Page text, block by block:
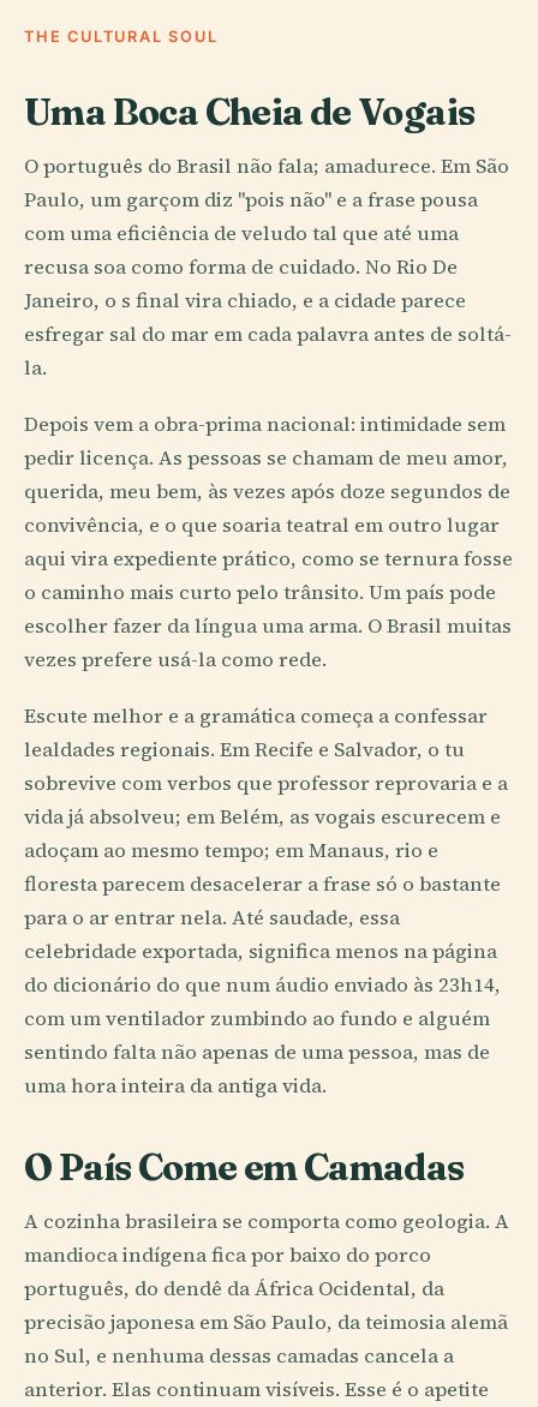
THE CULTURAL SOUL
Uma Boca Cheia de Vogais
O português do Brasil não fala; amadurece. Em São
Paulo, um garçom diz "pois não" e a frase pousa
com uma eficiência de veludo tal que até uma
recusa soa como forma de cuidado. No Rio De
Janeiro, o s final vira chiado, e a cidade parece
esfregar sal do mar em cada palavra antes de soltá-
la.
Depois vem a obra-prima nacional: intimidade sem
pedir licença. As pessoas se chamam de meu amor,
querida, meu bem, às vezes após doze segundos de
convivência, e o que soaria teatral em outro lugar
aqui vira expediente prático, como se ternura fosse
o caminho mais curto pelo trânsito. Um país pode
escolher fazer da língua uma arma. O Brasil muitas
vezes prefere usá-la como rede.
Escute melhor e a gramática começa a confessar
lealdades regionais. Em Recife e Salvador, o tu
sobrevive com verbos que professor reprovaria e a
vida já absolveu; em Belém, as vogais escurecem e
adoçam ao mesmo tempo; em Manaus, rio e
floresta parecem desacelerar a frase só o bastante
para o ar entrar nela. Até saudade, essa
celebridade exportada, significa menos na página
do dicionário do que num áudio enviado às 23h14,
com um ventilador zumbindo ao fundo e alguém
sentindo falta não apenas de uma pessoa, mas de
uma hora inteira da antiga vida.
O País Come em Camadas
A cozinha brasileira se comporta como geologia. A
mandioca indígena fica por baixo do porco
português, do dendê da África Ocidental, da
precisão japonesa em São Paulo, da teimosia alemã
no Sul, e nenhuma dessas camadas cancela a
anterior. Elas continuam visíveis. Esse é o apetite